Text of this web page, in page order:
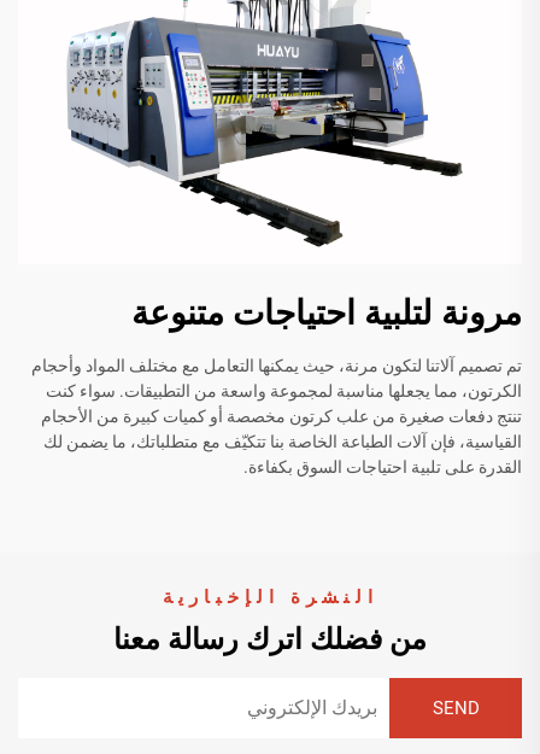
مرونة لتلبية احتياجات متنوعة
تم تصميم آلاتنا لتكون مرنة، حيث يمكنها التعامل مع مختلف المواد وأحجام
الكرتون، مما يجعلها مناسبة لمجموعة واسعة من التطبيقات. سواء كنت
تنتج دفعات صغيرة من علب كرتون مخصصة أو كميات كبيرة من الأحجام
القياسية، فإن آلات الطباعة الخاصة بنا تتكيّف مع متطلباتك، ما يضمن لك
القدرة على تلبية احتياجات السوق بكفاءة.
النشرة الإخبارية
من فضلك اترك رسالة معنا